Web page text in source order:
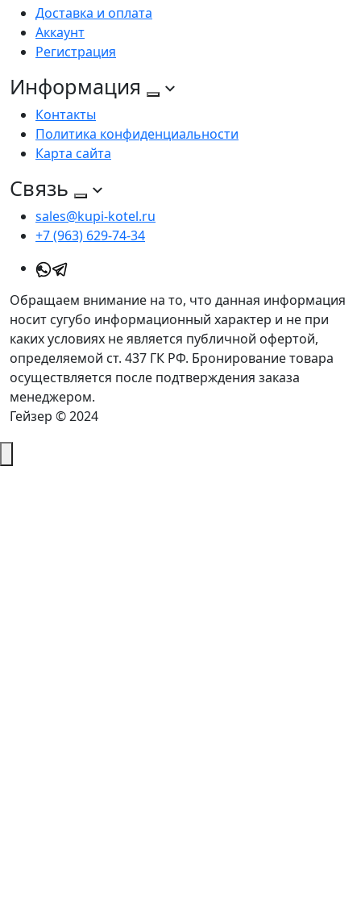
Доставка и оплата
Аккаунт
Регистрация
Информация
Контакты
Политика конфиденциальности
Карта сайта
Связь
sales@kupi-kotel.ru
+7 (963) 629-74-34
Обращаем внимание на то, что данная информация
носит сугубо информационный характер и не при
каких условиях не является публичной офертой,
определяемой ст. 437 ГК РФ. Бронирование товара
осуществляется после подтверждения заказа
менеджером.
Гейзер © 2024